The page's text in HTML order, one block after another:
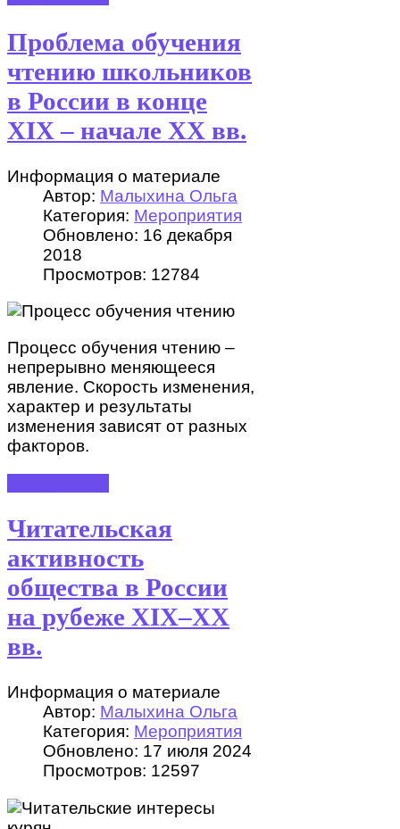
Проблема обучения
чтению школьников
в России в конце
XIX – начале XX вв.
Информация о материале
Автор: Малыхина Ольга
Категория: Мероприятия
Обновлено: 16 декабря
2018
Просмотров: 12784
Процесс обучения чтению –
непрерывно меняющееся
явление. Скорость изменения,
характер и результаты
изменения зависят от разных
факторов.
Читательская
активность
общества в России
на рубеже XIX–XX
вв.
Информация о материале
Автор: Малыхина Ольга
Категория: Мероприятия
Обновлено: 17 июля 2024
Просмотров: 12597